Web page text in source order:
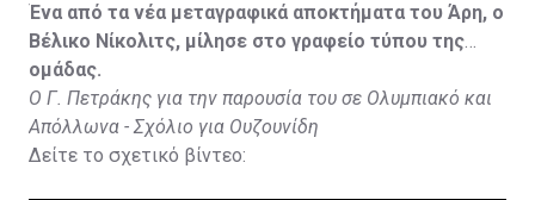
Ένα από τα νέα μεταγραφικά αποκτήματα του Άρη, ο
Βέλικο Νίκολιτς, μίλησε στο γραφείο τύπου της
ομάδας.
Ο Γ. Πετράκης για την παρουσία του σε Ολυμπιακό και
Απόλλωνα - Σχόλιο για Ουζουνίδη
Δείτε το σχετικό βίντεο: